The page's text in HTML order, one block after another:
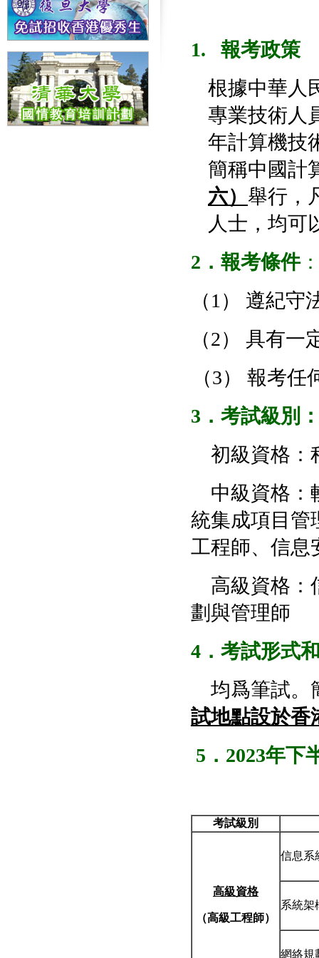
1. 報考政策
根據中華人
專業技術人
年計算機技
簡稱中國計
六） 舉行，
人士，均可
2 ．報考條件
（1） 遵紀
（2） 具有
（3） 報考
3 ．考試級別
初級資格：
中級資格：
統集成項目管
工程師、信息
高級資格：
劃與管理師
4．考試形式
均爲筆試。
試地點設於香
5 ． 2023年下
考試級別
高級資格
（高級工程師）
信息系
系統架
網絡規